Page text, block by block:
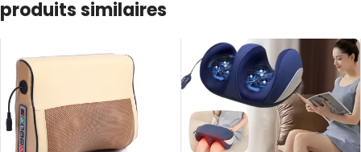
produits similaires